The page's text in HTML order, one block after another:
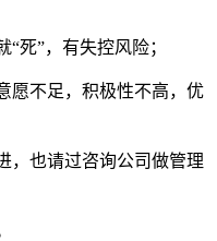
死”，有失控风险；
愿不足，积极性不高，优
，也请过咨询公司做管理